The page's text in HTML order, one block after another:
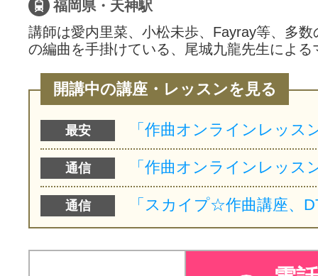
福岡県・天神駅
講師は愛内里菜、小松未歩、Fayray等、多数
の編曲を手掛けている、尾城九龍先生によ
開講中の講座・レッスンを見る
最安
通信
通信